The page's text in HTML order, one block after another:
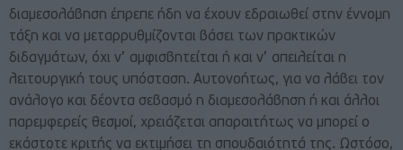
διαμεσολάβηση έπρεπε ήδη να έχουν εδραιωθεί στην έννομη
τάξη και να μεταρρυθμίζονται βάσει των πρακτικών
διδαγμάτων, όχι ν’ αμφισβητείται ή και ν’ απειλείται η
λειτουργική τους υπόσταση. Αυτονοήτως, για να λάβει τον
ανάλογο και δέοντα σεβασμό η διαμεσολάβηση ή και άλλοι
παρεμφερείς θεσμοί, χρειάζεται απαραιτήτως να μπορεί ο
εκάστοτε κριτής να εκτιμήσει τη σπουδαιότητά της. Ωστόσο,